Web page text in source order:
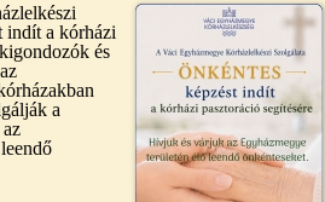
indít a kórházi
és
a